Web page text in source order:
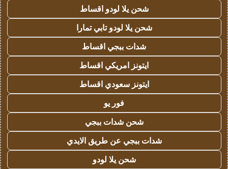
شحن يلا لودو اقساط
شحن يلا لودو تابي تمارا
شدات ببجي اقساط
ايتونز امريكي اقساط
ايتونز سعودي اقساط
فور يو
شحن شدات ببجي
شدات ببجي عن طريق الايدي
شحن يلا لودو